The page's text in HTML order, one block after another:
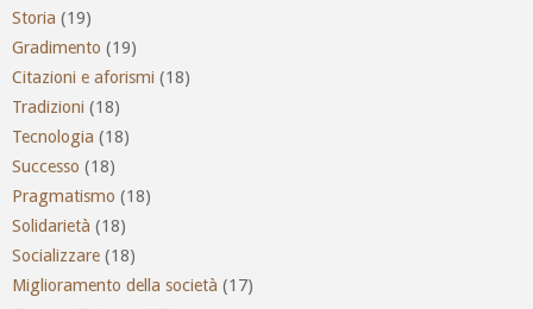
Storia (19)
Gradimento (19)
Citazioni e aforismi (18)
Tradizioni (18)
Tecnologia (18)
Successo (18)
Pragmatismo (18)
Solidarietà (18)
Socializzare (18)
Miglioramento della società (17)